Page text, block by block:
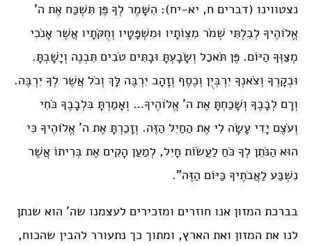
נצטווינו (דברים ח, יא-יח): הִשָּׁמֶר לְךָ פֶּן תִּשְׁכַּח אֶת ה’
אֱלֹוהֶיךָ לְבִלְתִּי שְׁמֹר מִצְוֹתָיו וּמִשְׁפָּטָיו וְחֻקֹּתָיו אֲשֶׁר אָנֹכִי
מְצַוְּךָ הַיּוֹם. פֶּן תֹּאכַל וְשָׂבָעְתָּ וּבָתִּים טֹבִים תִּבְנֶה וְיָשָׁבְתָּ.
וּבְקָרְךָ וְצֹאנְךָ יִרְבְּיֻן וְכֶסֶף וְזָהָב יִרְבֶּה לָּךְ וְכֹל אֲשֶׁר לְךָ יִרְבֶּה.
וְרָם לְבָבֶךָ וְשָׁכַחְתָּ אֶת ה’ אֱלֹוהֶיךָ… וְאָמַרְתָּ בִּלְבָבֶךָ כֹּחִי
וְעֹצֶם יָדִי עָשָׂה לִי אֶת הַחַיִל הַזֶּה. וְזָכַרְתָּ אֶת ה’ אֱלֹוהֶיךָ כִּי
הוּא הַנֹּתֵן לְךָ כֹּחַ לַעֲשׂוֹת חָיִל, לְמַעַן הָקִים אֶת בְּרִיתוֹ אֲשֶׁר
נִשְׁבַּע לַאֲבֹתֶיךָ כַּיּוֹם הַזֶּה”.
בברכת המזון אנו חוזרים ומזכירים לעצמנו שה’ הוא שנתן
לנו את המזון ואת הארץ, ומתוך כך נתעורר להבין שהכוח,